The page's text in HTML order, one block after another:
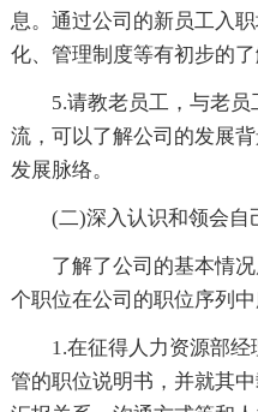
息。通过公司的新员工入
化、管理制度等有初步的了
5.请教老员工，与老
流，可以了解公司的发展
发展脉络。
(二)深入认识和领会自
了解了公司的基本情
个职位在公司的职位序列中
1.在征得人力资源部
管的职位说明书，并就其